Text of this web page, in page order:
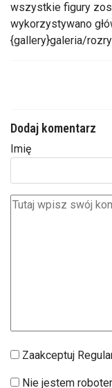
wszystkie figury
wykorzystywano
{gallery}galeria/
Dodaj komentarz
Imię
Zaakceptuj
Nie jestem